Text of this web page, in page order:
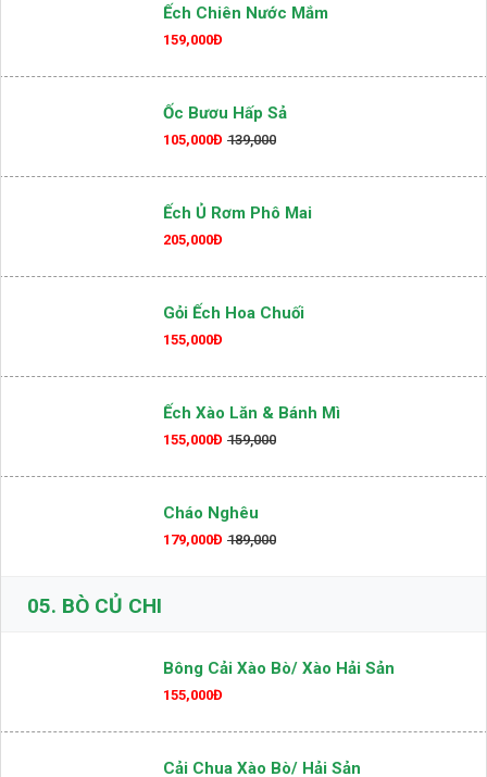
145,000Đ
Ếch Chiên Nước Mắm
159,000Đ
Ốc Bươu Hấp Sả
105,000Đ 139,000
Ếch Ủ Rơm Phô Mai
205,000Đ
Gỏi Ếch Hoa Chuối
155,000Đ
Ếch Xào Lăn & Bánh Mì
155,000Đ 159,000
Bông Cải Xào Bò/ Xào Hải Sản
155,000Đ